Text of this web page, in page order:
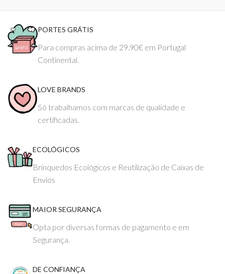
PORTES GRÁTIS
Para compras acima de 29.90€ em Portugal
Continental.
LOVE BRANDS
Só trabalhamos com marcas de qualidade e
certificadas.
ECOLÓGICOS
Brinquedos Ecológicos e Reutilização de Caixas de
Envios
MAIOR SEGURANÇA
Opta por diversas formas de pagamento e em
Segurança.
DE CONFIANÇA